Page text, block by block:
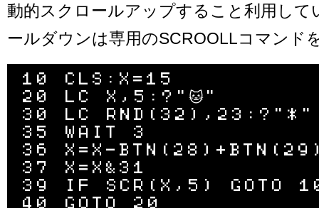
動的スクロールアップすること利用して
ールダウンは専用のSCROOLLコマンド
10 CLS:X=15
20 LC X,5:?"🐱"
30 LC RND(32),23:?"*"
35 WAIT 3
36 X=X-
37 X=X&31
39 IF SCR(X,5) GOTO